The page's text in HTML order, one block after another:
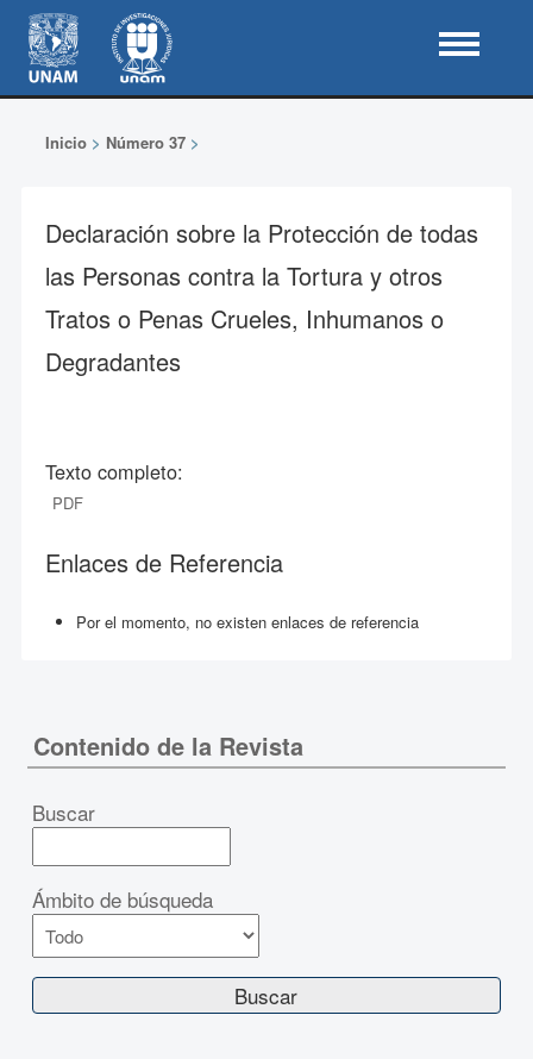
Inicio> Número 37>
Declaración sobre la Protección de todas
las Personas contra la Tortura y otros
Tratos o Penas Crueles, Inhumanos o
Degradantes
Texto completo:
PDF
Enlaces de Referencia
Por el momento, no existen enlaces de referencia
Contenido de la Revista
Buscar
Ámbito de búsqueda